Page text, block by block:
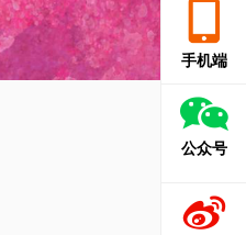
手机端
公众号